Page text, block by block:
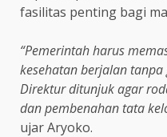
fasilitas penting bagi
“Pemerintah harus
kesehatan berjalan
Direktur ditunjuk agar
dan pembenahan tata
ujar Aryoko.